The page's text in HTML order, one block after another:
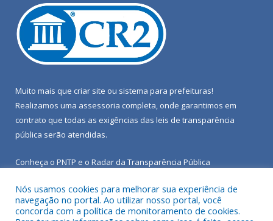
Muito mais que criar site ou sistema para prefeituras!
Realizamos uma assessoria completa, onde garantimos em
contrato que todas as exigências das leis de transparência
pública serão atendidas.
Conheça o PNTP e o Radar da Transparência Pública
Nós usamos cookies para melhorar sua experiência de
navegação no portal. Ao utilizar nosso portal, você
concorda com a política de monitoramento de cookies.